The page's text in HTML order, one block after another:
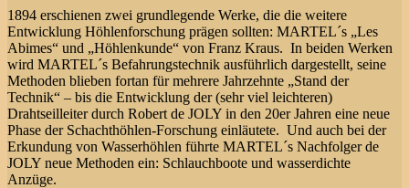
1894 erschienen zwei grundlegende Werke, die die weitere
Entwicklung Höhlenforschung prägen sollten: MARTEL´s „Les
Abimes“ und „Höhlenkunde“ von Franz Kraus. In beiden Werken
wird MARTEL´s Befahrungstechnik ausführlich dargestellt, seine
Methoden blieben fortan für mehrere Jahrzehnte „Stand der
Technik“ – bis die Entwicklung der (sehr viel leichteren)
Drahtseilleiter durch Robert de JOLY in den 20er Jahren eine neue
Phase der Schachthöhlen-Forschung einläutete. Und auch bei der
Erkundung von Wasserhöhlen führte MARTEL´s Nachfolger de
JOLY neue Methoden ein: Schlauchboote und wasserdichte
Anzüge.